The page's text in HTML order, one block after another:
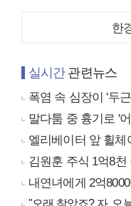
한
실시간관련뉴스
폭염 속 심장이 '두
말다툼 중 흉기로 '
엘리베이터 앞 휠
김원훈 주식 1억8
내연녀에게 2억
"오래 참았죠? 자, 오